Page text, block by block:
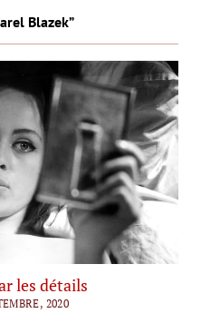
Blazek”
les détails
2020